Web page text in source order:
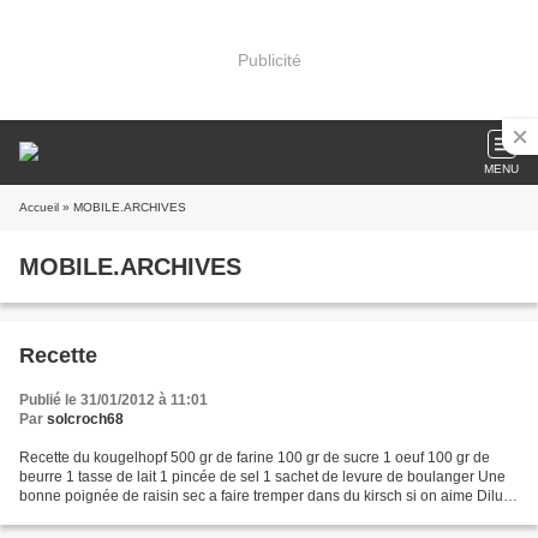
Publicité
MENU
Accueil » MOBILE.ARCHIVES
MOBILE.ARCHIVES
Recette
Publié le 31/01/2012 à 11:01
Par solcroch68
Recette du kougelhopf 500 gr de farine 100 gr de sucre 1 oeuf 100 gr de
beurre 1 tasse de lait 1 pincée de sel 1 sachet de levure de boulanger Une
bonne poignée de raisin sec a faire tremper dans du kirsch si on aime Diluer